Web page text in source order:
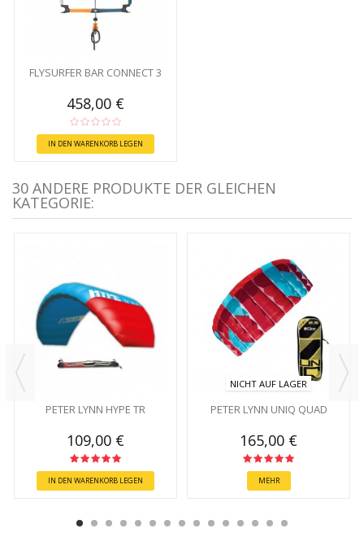
FLYSURFER BAR CONNECT 3
458,00 €
IN DEN WARENKORB LEGEN
30 ANDERE PRODUKTE DER GLEICHEN
KATEGORIE:
PETER LYNN HYPE TR
109,00 €
IN DEN WARENKORB LEGEN
NICHT AUF LAGER
PETER LYNN UNIQ QUAD
165,00 €
MEHR